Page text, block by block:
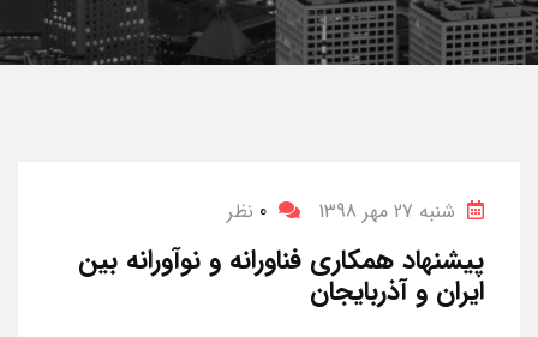
شنبه 27 مهر 1398 0 نظر
پیشنهاد همکاری‌ فناورانه و نوآورانه بین
ایران و آذربایجان